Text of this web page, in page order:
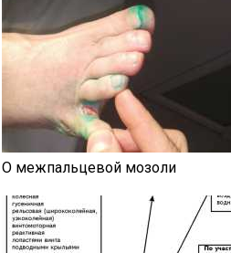
О межпальцевой мозоли